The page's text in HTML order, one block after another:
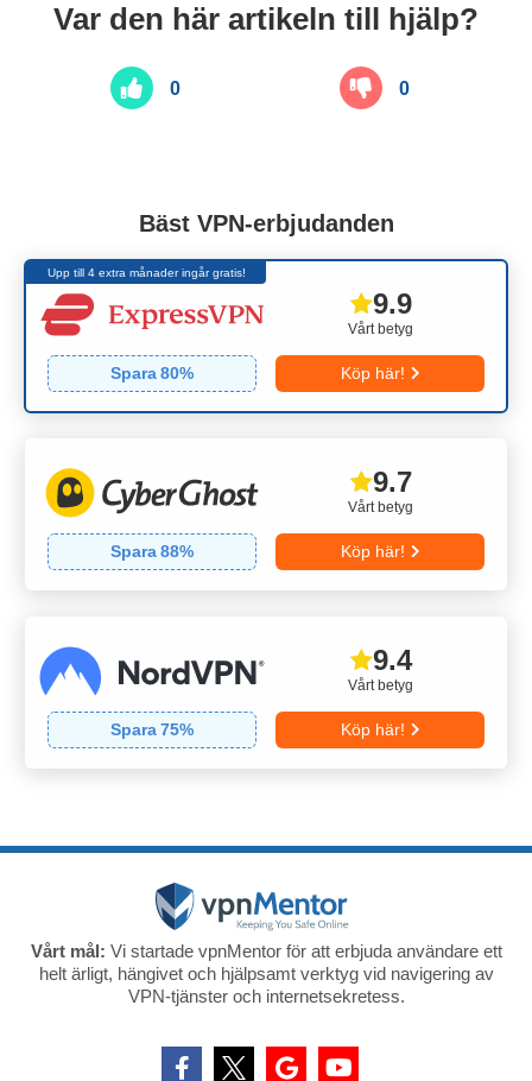
Var den här artikeln till hjälp?
0 0
Bäst VPN-erbjudanden
Upp till 4 extra månader ingår gratis!
Vårt betyg
9.9
Spara80% Köp här!
Vårt betyg
9.7
Spara88% Köp här!
Vårt betyg
9.4
Spara75% Köp här!
Vårt mål: Vi startade vpnMentor för att erbjuda användare ett
helt ärligt, hängivet och hjälpsamt verktyg vid navigering av
VPN-tjänster och internetsekretess.